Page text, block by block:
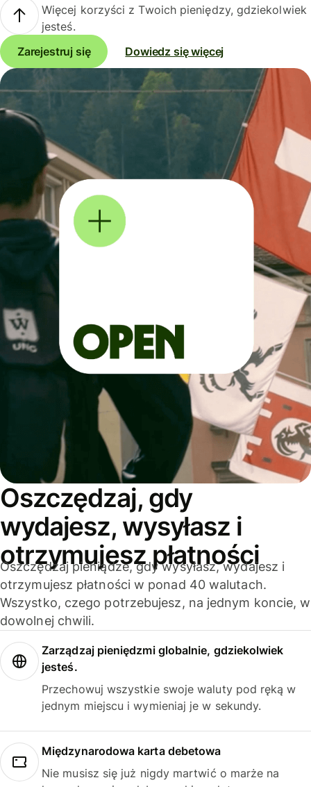
Więcej korzyści z Twoich pieniędzy, gdziekolwiek
jesteś.
Zarejestruj się
Dowiedz się więcej
Oszczędzaj, gdy
wydajesz, wysyłasz i
otrzymujesz płatności
Oszczędzaj pieniądze, gdy wysyłasz, wydajesz i
otrzymujesz płatności w ponad 40 walutach.
Wszystko, czego potrzebujesz, na jednym koncie, w
dowolnej chwili.
Zarządzaj pieniędzmi globalnie, gdziekolwiek
jesteś.
Przechowuj wszystkie swoje waluty pod ręką w
jednym miejscu i wymieniaj je w sekundy.
Międzynarodowa karta debetowa
Nie musisz się już nigdy martwić o marże na